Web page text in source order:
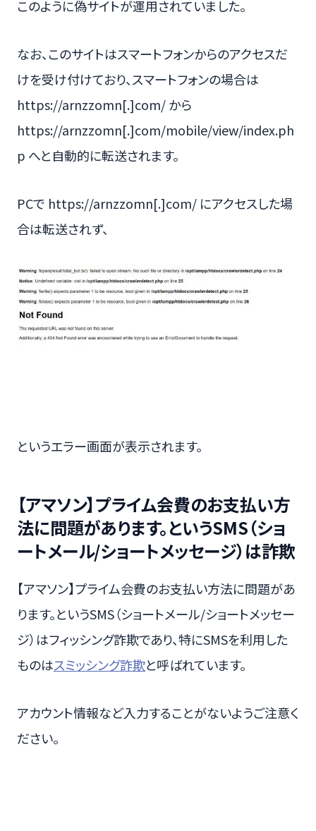
このように偽サイトが運用されていました。
なお、このサイトはスマートフォンからのアクセスだ
けを受け付けており、スマートフォンの場合は
https://arnzzomn[.]com/ から
https://arnzzomn[.]com/mobile/view/index.ph
p へと自動的に転送されます。
PCで https://arnzzomn[.]com/ にアクセスした場
合は転送されず、
というエラー画面が表示されます。
【アマソン】プライム会費のお支払い方
法に問題があります。というSMS（ショ
ートメール/ショートメッセージ）は詐欺
【アマソン】プライム会費のお支払い方法に問題があ
ります。というSMS（ショートメール/ショートメッセー
ジ）はフィッシング詐欺であり、特にSMSを利用した
ものはスミッシング詐欺と呼ばれています。
アカウント情報など入力することがないようご注意く
ださい。